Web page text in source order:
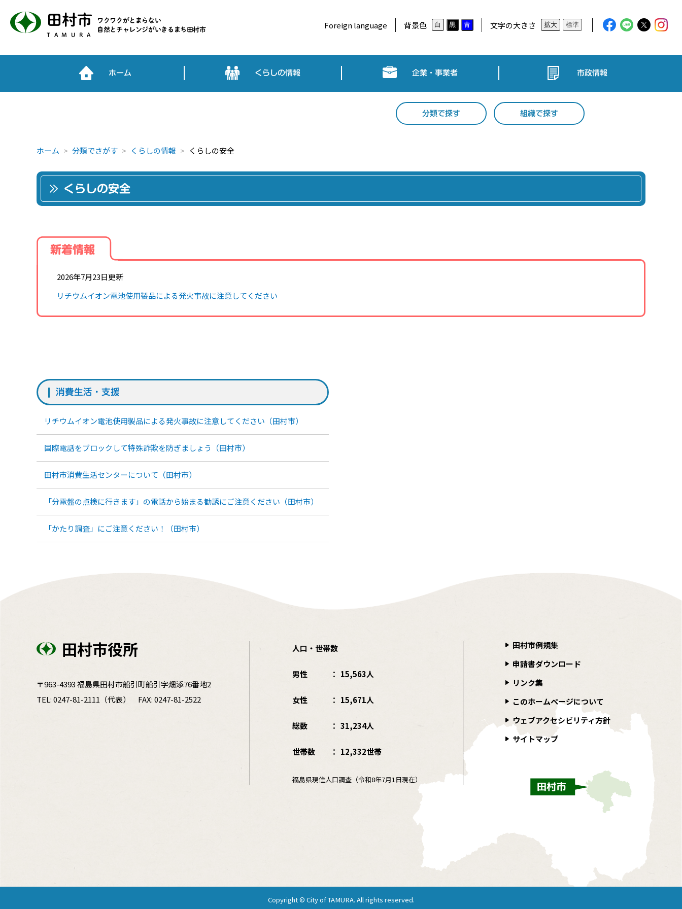
田村市
TAMURA
ワクワクがとまらない
自然とチャレンジがいきるまち田村市
Foreign language 背景色 白 黒 青 文字の大きさ 拡大 標準
ホーム くらしの情報 企業・事業者 市政情報
分類で探す 組織で探す
ホーム 分類でさがす くらしの情報 くらしの安全
くらしの安全
新着情報
2026年7月23日更新
リチウムイオン電池使用製品による発火事故に注意してください
消費生活・支援
リチウムイオン電池使用製品による発火事故に注意してください（田村市）
国際電話をブロックして特殊詐欺を防ぎましょう（田村市）
田村市消費生活センターについて（田村市）
「分電盤の点検に行きます」の電話から始まる勧誘にご注意ください（田村市）
「かたり調査」にご注意ください！（田村市）
田村市役所
〒963-4393 福島県田村市船引町船引字畑添76番地2
TEL:0247-81-2111 （代表） FAX: 0247-81-2522
人口・世帯数
男性 15,563人
女性 15,671人
総数 31,234人
世帯数 12,332世帯
福島県現住人口調査（令和8年7月1日現在）
田村市例規集
申請書ダウンロード
リンク集
このホームページについて
ウェブアクセシビリティ方針
サイトマップ
Copyright © City of TAMURA. All rights reserved.